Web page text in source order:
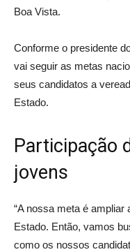
Boa Vista.
Conforme o presidente
vai seguir as metas
seus candidatos a
Estado.
Participação
jovens
“A nossa meta é
Estado. Então, vamos
como os nossos